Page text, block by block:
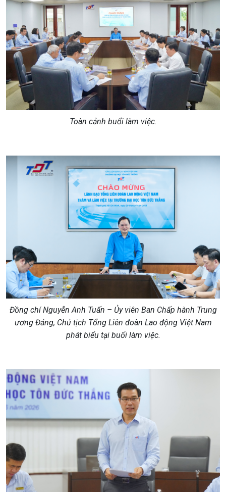
Toàn cảnh buổi làm việc.
Đồng chí Nguyễn Anh Tuấn – Ủy viên Ban Chấp hành Trung
ương Đảng, Chủ tịch Tổng Liên đoàn Lao động Việt Nam
phát biểu tại buổi làm việc.